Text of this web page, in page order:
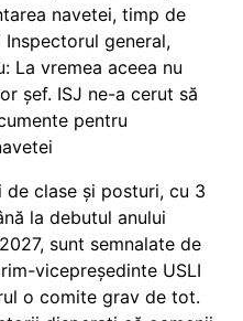
navetei, timp de
Inspectorul general,
La vremea aceea nu
șef. ISJ ne-a cerut să
pentru
de clase și posturi, cu 3
la debutul anului
sunt semnalate de
vicepreședinte USLI
o comite grav de tot.